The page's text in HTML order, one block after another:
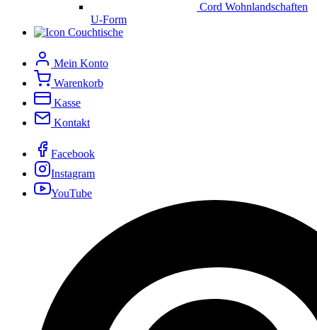
Cord Wohnlandschaften
U-Form
Couchtische
Mein Konto
Warenkorb
Kasse
Kontakt
Facebook
Instagram
YouTube